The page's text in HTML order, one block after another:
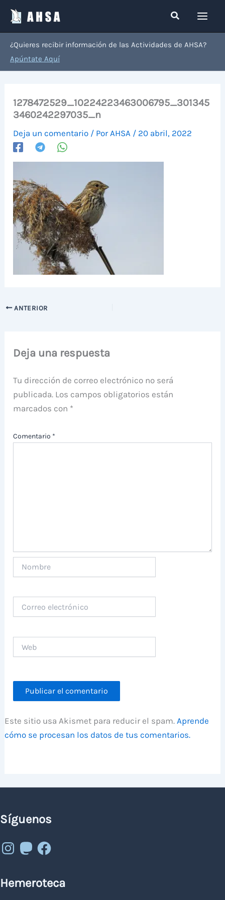
contenido
Buscar
¿Quieres recibir información de las Actividades de AHSA?
Apúntate Aquí
1278472529_10224223463006795_301345
3460242297035_n
Deja un comentario / Por AHSA / 20 abril, 2022
ANTERIOR
Deja una respuesta
Tu dirección de correo electrónico no será
publicada. Los campos obligatorios están
marcados con *
Comentario *
electrónico
Este sitio usa Akismet para reducir el spam.Aprende
cómo se procesan los datos de tus comentarios.
Síguenos
Instagram
MastodonFacebook
Hemeroteca